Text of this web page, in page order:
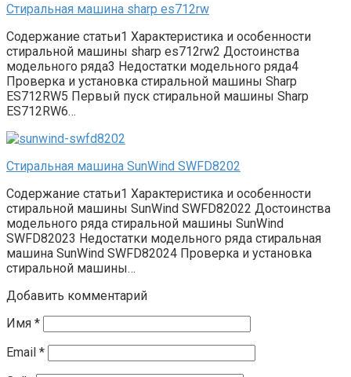
Стиральная машина sharp es712rw
Содержание статьи1 Характеристика и особенности
стиральной машины sharp es712rw2 Достоинства
модельного ряда3 Недостатки модельного ряда4
Проверка и установка стиральной машины Sharp
ES712RW5 Первый пуск стиральной машины Sharp
ES712RW6…
Стиральная машина SunWind SWFD8202
Содержание статьи1 Характеристика и особенности
стиральной машины SunWind SWFD82022 Достоинства
модельного ряда стиральной машины SunWind
SWFD82023 Недостатки модельного ряда стиральная
машина SunWind SWFD82024 Проверка и установка
стиральной машины…
Добавить комментарий
Имя *
Email *